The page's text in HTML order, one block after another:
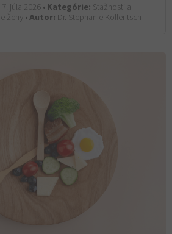
7. júla 2026 •Kategórie: Sťažnosti a
ženy •Autor: Dr. Stephanie Kolleritsch